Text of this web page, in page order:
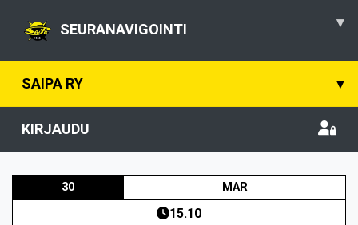
SEURANAVIGOINTI ▾
SAIPA RY ▾
KIRJAUDU
30 MAR
15.10